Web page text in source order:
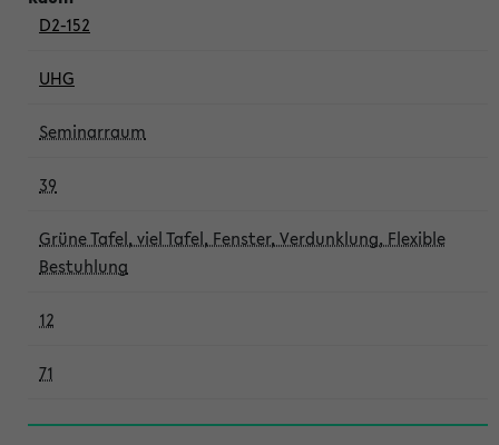
D2-152
UHG
Seminarraum
39
Grüne Tafel, viel Tafel, Fenster, Verdunklung, Flexible
Bestuhlung
12
71